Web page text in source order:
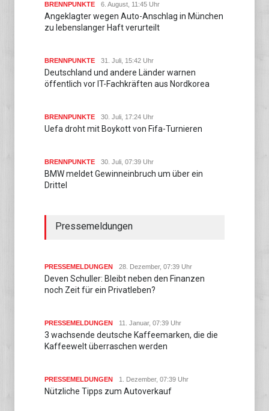
BRENNPUNKTE 6. August, 11:45 Uhr
Angeklagter wegen Auto-Anschlag in München
zu lebenslanger Haft verurteilt
BRENNPUNKTE 31. Juli, 15:42 Uhr
Deutschland und andere Länder warnen
öffentlich vor IT-Fachkräften aus Nordkorea
BRENNPUNKTE 30. Juli, 17:24 Uhr
Uefa droht mit Boykott von Fifa-Turnieren
BRENNPUNKTE 30. Juli, 07:39 Uhr
BMW meldet Gewinneinbruch um über ein
Drittel
Pressemeldungen
PRESSEMELDUNGEN 28. Dezember, 07:39 Uhr
Deven Schuller: Bleibt neben den Finanzen
noch Zeit für ein Privatleben?
PRESSEMELDUNGEN 11. Januar, 07:39 Uhr
3 wachsende deutsche Kaffeemarken, die die
Kaffeewelt überraschen werden
PRESSEMELDUNGEN 1. Dezember, 07:39 Uhr
Nützliche Tipps zum Autoverkauf